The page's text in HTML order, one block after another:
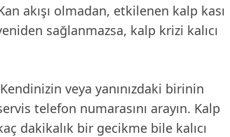
akışı olmadan, etkilenen kalp kası
sağlanmazsa, kalp krizi kalıcı
veya yanınızdaki birinin
telefon numarasını arayın. Kalp
dakikalık bir gecikme bile kalıcı